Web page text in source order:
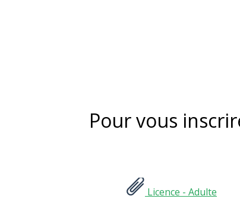
Pour vous
Licence - Adulte